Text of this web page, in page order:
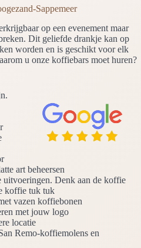
Sappemeer
op een evenement maar
Dit geliefde drankje kan op
worden en is geschikt voor elk
u onze koffiebars moet huren?
art beheersen
Denk aan de koffie
koffie tuk tuk
vazen koffiebonen
met jouw logo
locatie
Remo-koffiemolens en